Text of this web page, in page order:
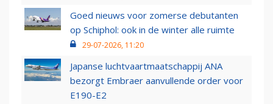
Goed nieuws voor zomerse debutanten
op Schiphol: ook in de winter alle ruimte
29-07-2026, 11:20
Japanse luchtvaartmaatschappij ANA
bezorgt Embraer aanvullende order voor
E190-E2